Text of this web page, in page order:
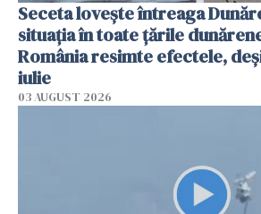
Seceta lovește întreaga
situația în toate țările
România resimte efectele,
iulie
03 AUGUST 2026